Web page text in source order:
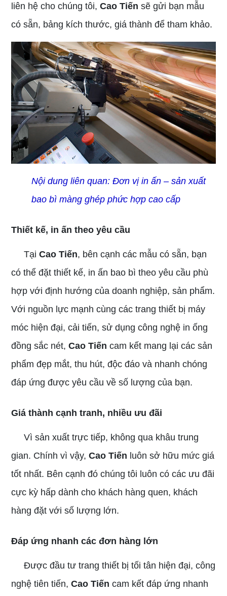
liên hệ cho chúng tôi,Cao Tiến sẽ gửi bạn mẫu
có sẵn, bảng kích thước, giá thành để tham khảo.
Nội dung liên quan:Đơn vị in ấn – sản xuất
bao bì màng ghép phức hợp cao cấp
Thiết kế, in ấn theo yêu cầu
TạiCao Tiến, bên cạnh các mẫu có sẵn, bạn
có thể đặt thiết kế, in ấn bao bì theo yêu cầu phù
hợp với định hướng của doanh nghiệp, sản phẩm.
Với nguồn lực mạnh cùng các trang thiết bị máy
móc hiện đại, cải tiến, sử dụng công nghệ in ống
đồng sắc nét,Cao Tiến cam kết mang lại các sản
phẩm đẹp mắt, thu hút, độc đáo và nhanh chóng
đáp ứng được yêu cầu về số lượng của bạn.
Giá thành cạnh tranh, nhiều ưu đãi
Vì sản xuất trực tiếp, không qua khâu trung
gian. Chính vì vậy,Cao Tiến luôn sở hữu mức giá
tốt nhất. Bên cạnh đó chúng tôi luôn có các ưu đãi
cực kỳ hấp dành cho khách hàng quen, khách
hàng đặt với số lượng lớn.
Đáp ứng nhanh các đơn hàng lớn
Được đầu tư trang thiết bị tối tân hiện đại, công
nghệ tiên tiến,Cao Tiến cam kết đáp ứng nhanh